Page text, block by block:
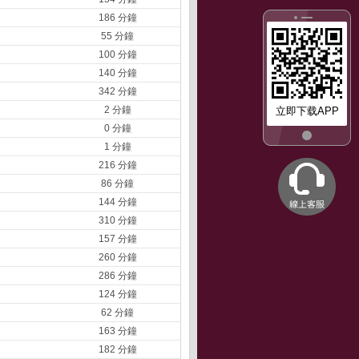
立即下载APP
186 分鐘
55 分鐘
100 分鐘
140 分鐘
342 分鐘
2 分鐘
0 分鐘
1 分鐘
216 分鐘
86 分鐘
144 分鐘
310 分鐘
157 分鐘
260 分鐘
286 分鐘
124 分鐘
62 分鐘
163 分鐘
182 分鐘